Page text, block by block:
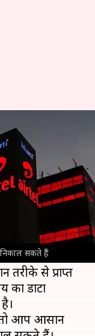
निकाल सकते हैं
सकते हैं
तरीका
कॉल्स का
कॉल हिस्ट्री को
हो जाता है।
तरीके से प्राप्त
डाटा
आप आसान